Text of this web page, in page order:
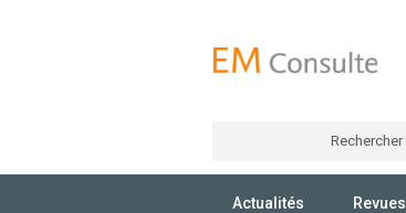
Rechercher
Actualités Revues